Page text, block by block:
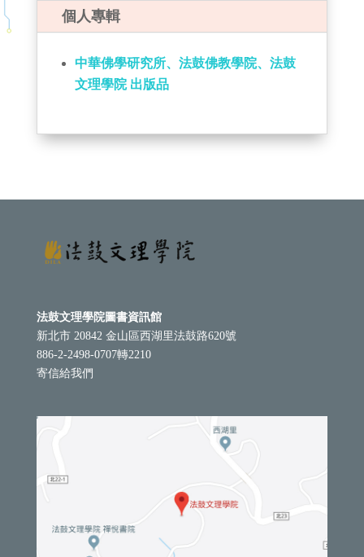
個人專輯
中華佛學研究所、法鼓佛教學院、法鼓
文理學院 出版品
法鼓文理學院圖書資訊館
新北市 20842 金山區西湖里法鼓路620號
886-2-2498-0707轉2210
寄信給我們